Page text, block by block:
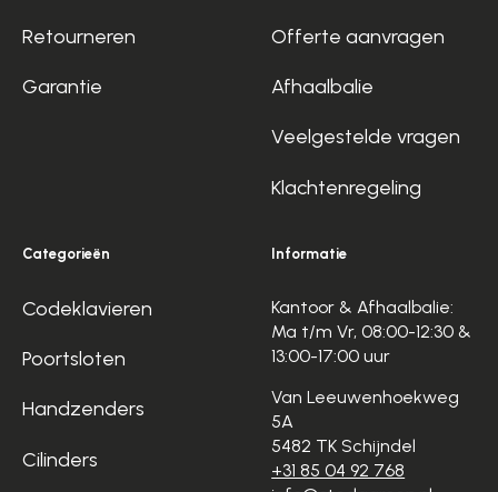
Retourneren
Garantie
Offerte aanvragen
Afhaalbalie
Veelgestelde vragen
Klachtenregeling
Categorieën
Codeklavieren
Poortsloten
Handzenders
Cilinders
Informatie
Kantoor & Afhaalbalie:
Ma t/m Vr, 08:00-12:30 &
13:00-17:00 uur
Van Leeuwenhoekweg
5A
5482 TK Schijndel
+31 85 04 92 768